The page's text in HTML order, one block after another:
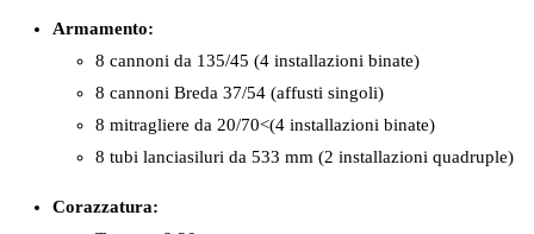
Armamento:
8 cannoni da 135/45 (4 installazioni binate)
8 cannoni Breda 37/54 (affusti singoli)
8 mitragliere da 20/70<(4 installazioni binate)
8 tubi lanciasiluri da 533 mm (2 installazioni quadruple)
Corazzatura: